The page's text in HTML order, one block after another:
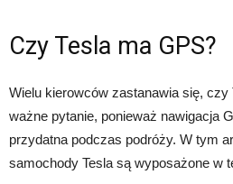
Czy Tesla ma GPS?
Wielu kierowców zastanawia się,
ważne pytanie, ponieważ nawigacja
przydatna podczas podróży. W tym
samochody Tesla są wyposażone w